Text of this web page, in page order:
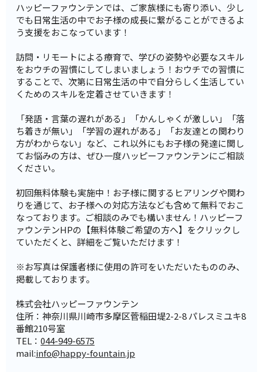
ハッピーファウンテンでは、ご家族様にも寄り添い、少し
でも日常生活の中でお子様の成長に繋がることができるよ
う支援をおこなっています！
訪問・リモートによる療育で、学びの姿勢や必要なスキル
をおウチの習慣にしてしまいましょう！おウチでの習慣に
することで、次第に日常生活の中で自分らしく生活してい
くためのスキルを定着させていきます！
「発語・言葉の遅れがある」「かんしゃくが激しい」「落
ち着きが無い」「学習の遅れがある」「お友達との関わり
方がわからない」など、これ以外にもお子様の発達に関し
てお悩みの方は、ぜひ一度ハッピーファウンテンにご相談
ください。
初回無料体験も実施中！お子様に関するヒアリングや関わ
りを通じて、お子様への対応方法なども含めて無料でおこ
なっております。ご相談のみでも構いません！ハッピーフ
ァウンテンHPの【無料体験ご希望の方へ】をクリックし
ていただくと、詳細をご覧いただけます！
※お写真は保護者様に使用の許可をいただいたもののみ、
掲載しております。
株式会社ハッピーファウンテン
住所：神奈川県川崎市多摩区菅稲田堤2-2-8 パレスミユキ8
番館210号室
TEL：044-949-6575
mail:info@happy-fountain.jp